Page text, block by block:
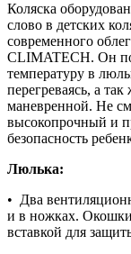
Коляска
слово в детских
современного
CLIMATECH. Он
температуру в
перегреваясь, а
маневренной. Не
высокопрочный и
безопасность
Люлька:
• Два
и в ножках.
вставкой для